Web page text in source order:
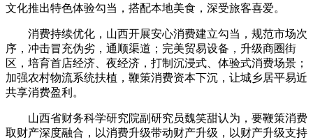
文化推出特色体验勾当，搭配本地美食，深受旅客喜爱。
消费持续优化，山西开展安心消费建立勾当，规范市场次
序，冲击冒充伪劣，通顺渠道；完美贸易设备，升级商圈街
区，培育首店经济、夜经济，打制沉浸式、体验式消费场景；
加强农村物流系统扶植，鞭策消费资本下沉，让城乡居平易近
共享消费盈利。
山西省财务科学研究院副研究员魏笑甜认为，要鞭策消费
取财产深度融合，以消费升级带动财产升级，以财产升级支持